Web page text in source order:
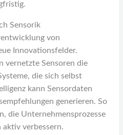
Sensorik
von
Innovationsfelder.
vernetzte Sensoren die
die sich selbst
kann Sensordaten
generieren. So
die Unternehmensprozesse
verbessern.